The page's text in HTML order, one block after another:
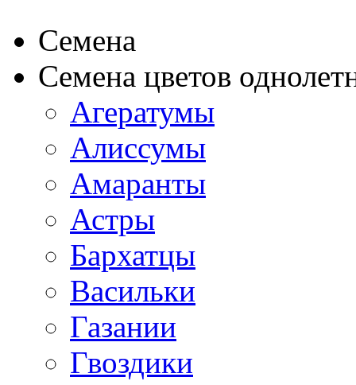
Семена
Семена цветов
Агератумы
Алиссумы
Амаранты
Астры
Бархатцы
Васильки
Газании
Гвоздики